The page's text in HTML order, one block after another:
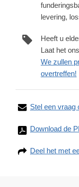
levering,
Heeft u
Laat het
We zullen
overtreffen!
Stel een vraag
Download de
Deel het met